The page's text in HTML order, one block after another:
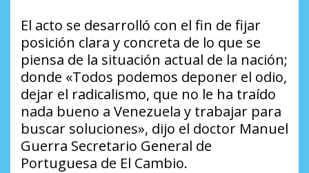
El acto se desarrolló con el fin de fijar
posición clara y concreta de lo que se
piensa de la situación actual de la nación;
donde «Todos podemos deponer el odio,
dejar el radicalismo, que no le ha traído
nada bueno a Venezuela y trabajar para
buscar soluciones», dijo el doctor Manuel
Guerra Secretario General de
Portuguesa de El Cambio.